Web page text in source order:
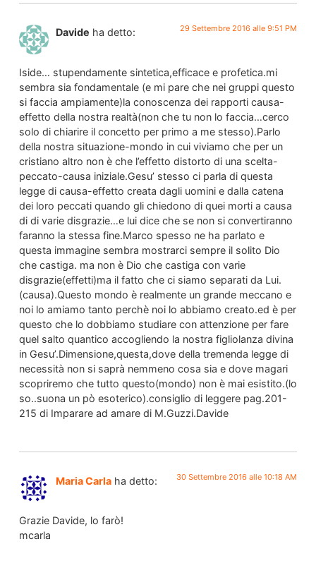
Davide ha detto: 29 Settembre 2016 alle 9:51 PM
Iside… stupendamente sintetica,efficace e profetica.mi
sembra sia fondamentale (e mi pare che nei gruppi questo
si faccia ampiamente)la conoscenza dei rapporti causa-
effetto della nostra realtà(non che tu non lo faccia…cerco
solo di chiarire il concetto per primo a me stesso).Parlo
della nostra situazione-mondo in cui viviamo che per un
cristiano altro non è che l’effetto distorto di una scelta-
peccato-causa iniziale.Gesu’ stesso ci parla di questa
legge di causa-effetto creata dagli uomini e dalla catena
dei loro peccati quando gli chiedono di quei morti a causa
di di varie disgrazie…e lui dice che se non si convertiranno
faranno la stessa fine.Marco spesso ne ha parlato e
questa immagine sembra mostrarci sempre il solito Dio
che castiga. ma non è Dio che castiga con varie
disgrazie(effetti)ma il fatto che ci siamo separati da Lui.
(causa).Questo mondo è realmente un grande meccano e
noi lo amiamo tanto perchè noi lo abbiamo creato.ed è per
questo che lo dobbiamo studiare con attenzione per fare
quel salto quantico accogliendo la nostra figliolanza divina
in Gesu’.Dimensione,questa,dove della tremenda legge di
necessità non si saprà nemmeno cosa sia e dove magari
scopriremo che tutto questo(mondo) non è mai esistito.(lo
so..suona un pò esoterico).consiglio di leggere pag.201-
215 di Imparare ad amare di M.Guzzi.Davide
Maria Carla ha detto: 30 Settembre 2016 alle 10:18 AM
Grazie Davide, lo farò!
mcarla